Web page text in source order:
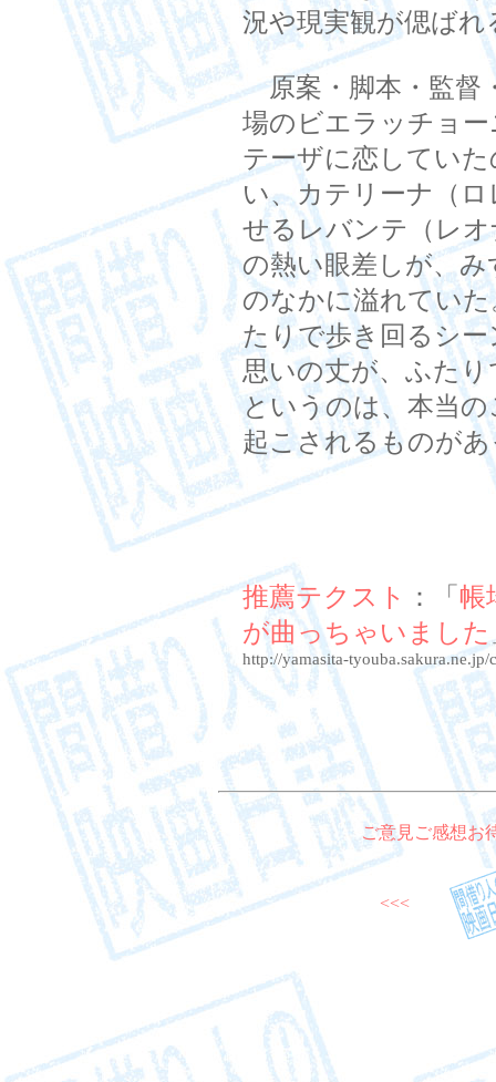
況や現実観が偲ば
原案・脚本・監督
場のビエラッチョ
テーザに恋してい
い、カテリーナ（
せるレバンテ（レ
の熱い眼差しが、
のなかに溢れてい
たりで歩き回るシ
思いの丈が、ふた
というのは、本当
起こされるものが
推薦テクスト ：「 帳
が曲っちゃいました
http://yamasita-
ご意見ご感想お
<<<